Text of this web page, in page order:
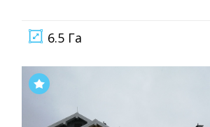
6.5 Га